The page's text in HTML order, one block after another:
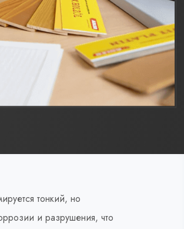
тонкий, но
и разрушения, что